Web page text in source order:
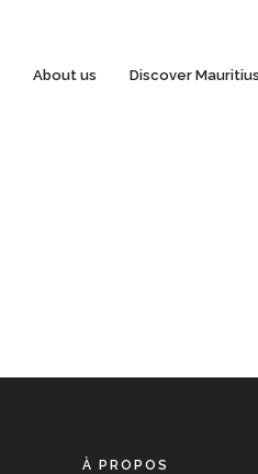
About us Discover Mauritius
À PROPOS